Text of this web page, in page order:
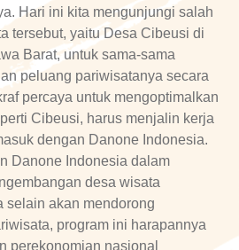
Hari ini kita mengunjungi salah
tersebut, yaitu Desa Cibeusi di
Barat, untuk sama-sama
peluang pariwisatanya secara
percaya untuk mengoptimalkan
Cibeusi, harus menjalin kerja
dengan Danone Indonesia.
Danone Indonesia dalam
desa wisata
selain akan mendorong
program ini harapannya
perekonomian nasional